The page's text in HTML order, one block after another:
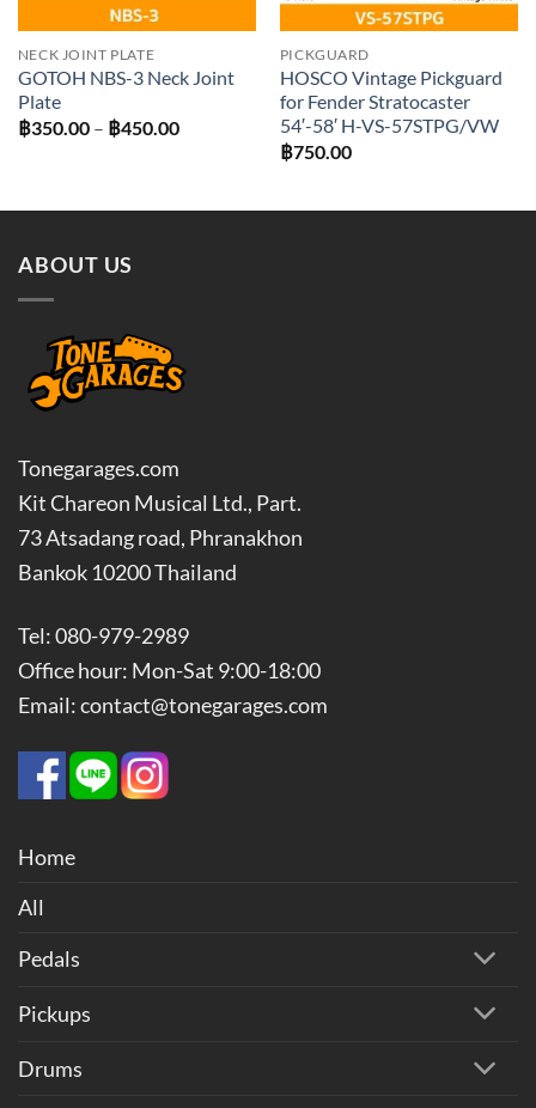
NECK JOINT PLATE
GOTOH NBS-3 Neck Joint
Plate
฿350.00 – ฿450.00Price
PICKGUARD
HOSCO Vintage Pickguard
for Fender Stratocaster
54′-58′ H-VS-57STPG/VW
฿750.00
ABOUT US
Tonegarages.com
Kit Chareon Musical Ltd., Part.
73 Atsadang road, Phranakhon
Bankok 10200 Thailand
Tel: 080-979-2989
Office hour: Mon-Sat 9:00-18:00
Email: contact@tonegarages.com
Home
All
Pedals
Pickups
Drums